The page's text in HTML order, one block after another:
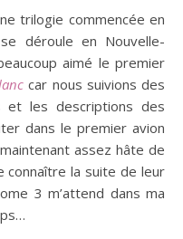
trilogie commencée en
déroule en Nouvelle-
aimé le premier
car nous suivions des
et les descriptions des
dans le premier avion
assez hâte de
la suite de leur
3 m’attend dans ma